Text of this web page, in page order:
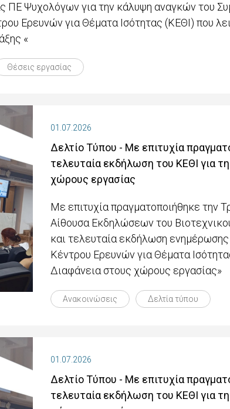
ΠΕ Ψυχολόγων για την κάλυψη αναγκών του
Ερευνών για Θέματα Ισότητας (ΚΕΘΙ) που
«
Θέσεις εργασίας
01.07.2026
Δελτίο Τύπου - Με επιτυχία
τελευταία εκδήλωση του ΚΕΘΙ για
χώρους εργασίας
Με επιτυχία πραγματοποιήθηκε την
Αίθουσα Εκδηλώσεων του
και τελευταία εκδήλωση ενημέρωσης
Κέντρου Ερευνών για Θέματα
Διαφάνεια στους χώρους εργασίας»
Ανακοινώσεις Δελτία τύπου
01.07.2026
Δελτίο Τύπου - Με επιτυχία
τελευταία εκδήλωση του ΚΕΘΙ για